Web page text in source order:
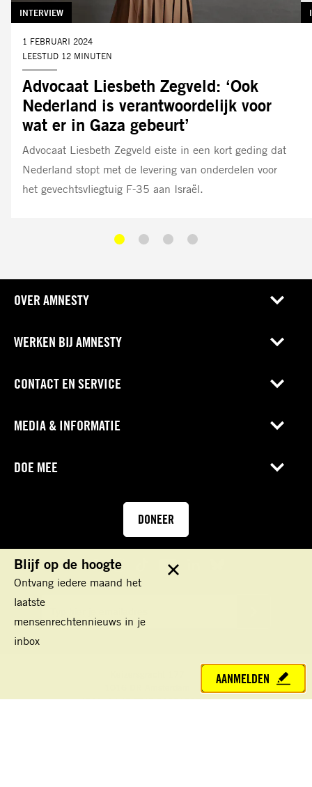
Advocaat Liesbeth Zegveld: ‘Ook
Nederland is verantwoordelijk voor
wat er in Gaza gebeurt’
TAG:
INTERVIEW
DATUM:
1 FEBRUARI 2024
LEESTIJD 12 MINUTEN
Advocaat Liesbeth Zegveld eiste in een kort geding dat
Nederland stopt met de levering van onderdelen voor
het gevechtsvliegtuig F-35 aan Israël.
OVER AMNESTY
WERKEN BIJ AMNESTY
CONTACT EN SERVICE
MEDIA & INFORMATIE
DOE MEE
DONEER
E-
mail
IBAN: NL45 TRIO 0198100000
Blijf op de hoogte
Ontvang iedere maand het
laatste
mensenrechtennieuws in je
inbox
AANMELDEN
Sluit